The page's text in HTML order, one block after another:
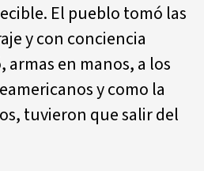
El pueblo tomó las
y con conciencia
en manos, a los
y como la
tuvieron que salir del